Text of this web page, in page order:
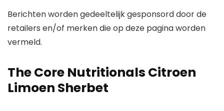
Berichten worden gedeeltelijk gesponsord door de
retailers en/of merken die op deze pagina worden
vermeld.
The Core Nutritionals Citroen
Limoen Sherbet